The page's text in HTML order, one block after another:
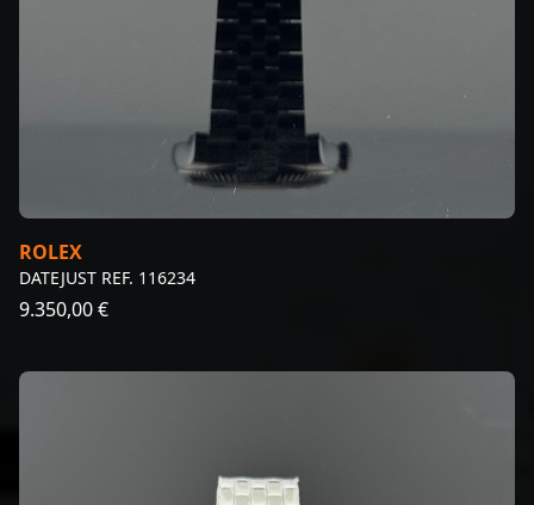
ROLEX
DATEJUST REF. 116234
9.350,00 €